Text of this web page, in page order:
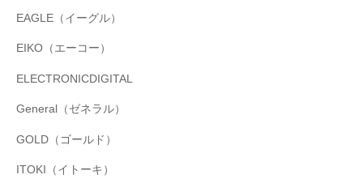
EAGLE（イーグル）
EIKO（エーコー）
ELECTRONICDIGITAL
General（ゼネラル）
GOLD（ゴールド）
ITOKI（イトーキ）